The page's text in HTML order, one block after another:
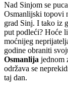
Nad Sinjom se
Osmanlijski topovi
grad Sinj. I tako iz
put podleći? Hoće
moćnijeg
godine obraniti
Osmanlija jednom
održava se
taj dan.